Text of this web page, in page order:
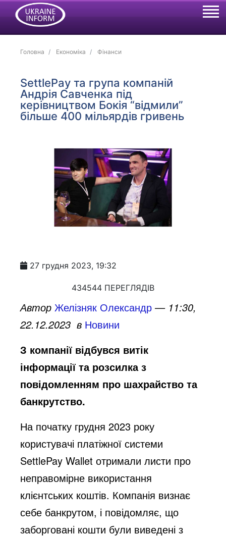
Головна Економіка Фінанси
SettlePay та група компаній
Андрія Савченка під
керівництвом Бокія “відмили”
більше 400 мільярдів гривень
27 грудня 2023, 19:32
434544 ПЕРЕГЛЯДІВ
Автор Желізняк Олександр — 11:30,
22.12.2023 в Новини
З компанії відбувся витік
інформації та розсилка з
повідомленням про шахрайство та
банкрутство.
На початку грудня 2023 року
користувачі платіжної системи
SettlePay Wallet отримали листи про
неправомірне використання
клієнтських коштів. Компанія визнає
себе банкрутом, і повідомляє, що
заборговані кошти були виведені з